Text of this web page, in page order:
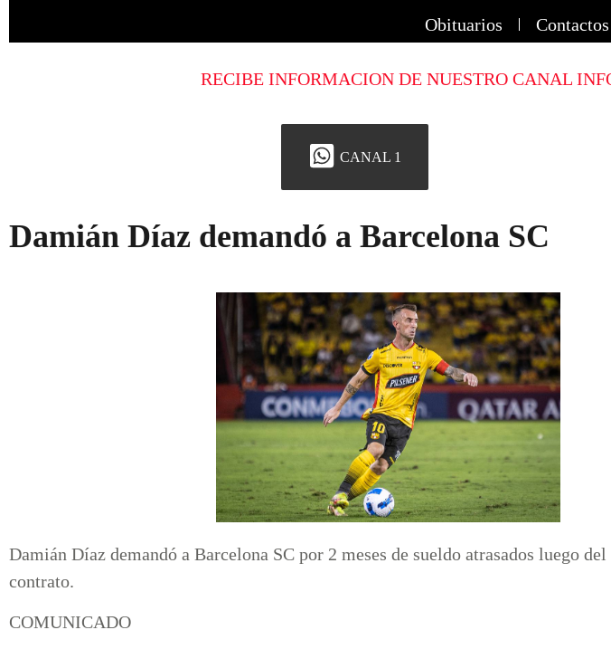
Obituarios
Contactos
RECIBE INFORMACION DE NUESTRO CANAL
CANAL 1
Damián Díaz demandó a Barcelona SC
Damián Díaz demandó a Barcelona SC por 2 meses de sueldo atrasados luego
contrato.
COMUNICADO